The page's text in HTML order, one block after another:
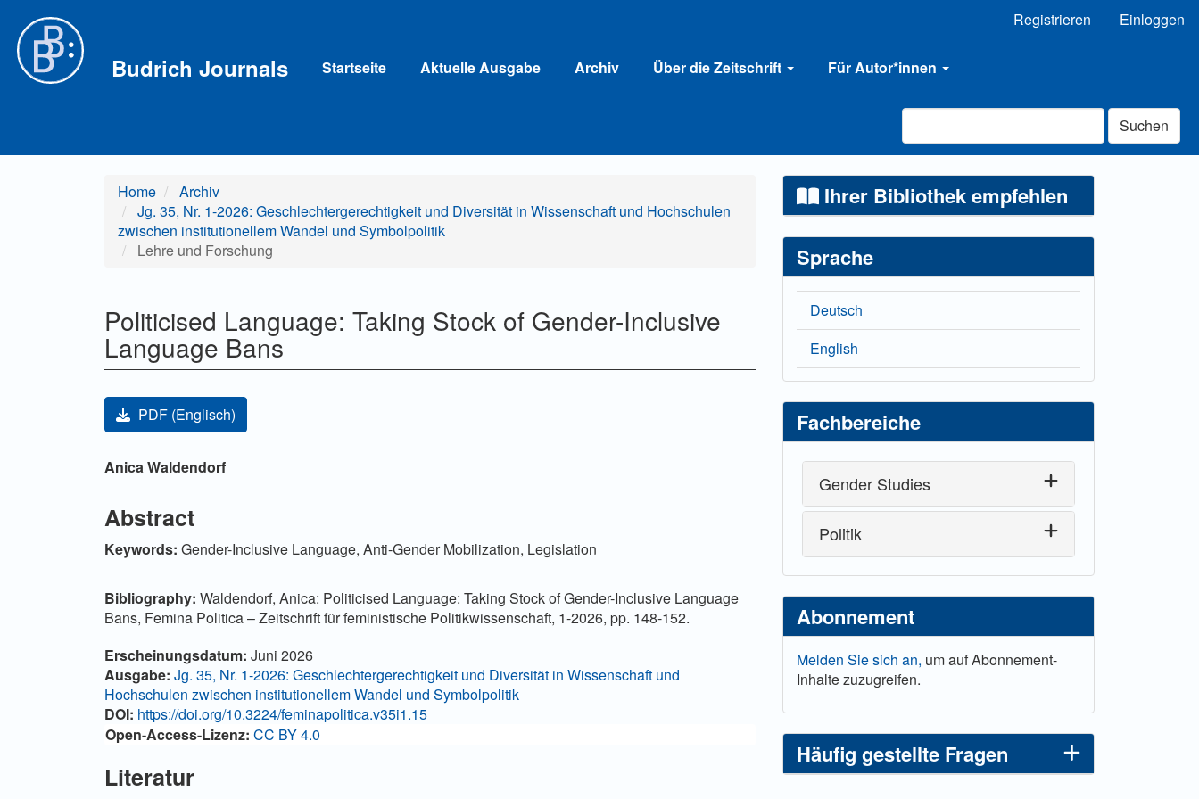
Hauptinhalt
Sidebar
Registrieren Einloggen
Budrich Journals Startseite Aktuelle Ausgabe Archiv Über die Zeitschrift Für Autor*innen
Suchen
Home
Archiv
Jg. 35, Nr. 1-2026: Geschlechtergerechtigkeit und Diversität in Wissenschaft und Hochschulen
zwischen institutionellem Wandel und Symbolpolitik
Lehre und Forschung
Politicised Language: Taking Stock of Gender-Inclusive
Language Bans
Artikel-Sidebar
PDF (Englisch)
Hauptsächlicher Artikelinhalt
Anica Waldendorf
Abstract
Keywords: Gender-Inclusive Language, Anti-Gender Mobilization, Legislation
Bibliography: Waldendorf, Anica: Politicised Language: Taking Stock of Gender-Inclusive Language
Bans, Femina Politica – Zeitschrift für feministische Politikwissenschaft, 1-2026, pp. 148-152.
Artikel-Details
Erscheinungsdatum: Juni 2026
Ausgabe: Jg. 35, Nr. 1-2026: Geschlechtergerechtigkeit und Diversität in Wissenschaft und
Hochschulen zwischen institutionellem Wandel und Symbolpolitik
DOI: https://doi.org/10.3224/feminapolitica.v35i1.15
Open-Access-Lizenz: CC BY 4.0
Literatur
Ihrer Bibliothek empfehlen
Sprache
Deutsch
English
Fachbereiche
Gender Studies
Politik
Abonnement
Melden Sie sich an, um auf Abonnement-
Inhalte zuzugreifen.
Häufig gestellte Fragen